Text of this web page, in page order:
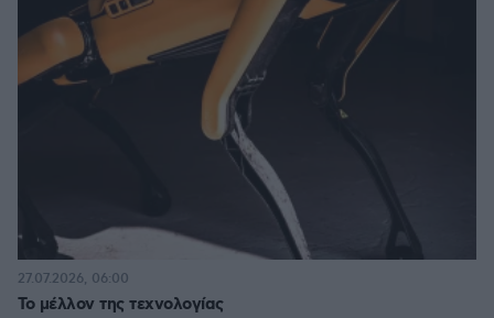
Το μέλλον της τεχνολογίας
27.07.2026, 06:00